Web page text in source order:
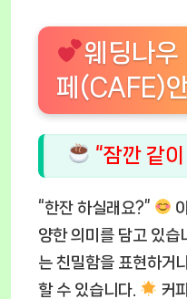
웨딩나우
페(CAFE)
“잠깐 같
“한잔 하실래요?”
양한 의미를 담고 있습
는 친밀함을 표현하거
할 수 있습니다.
커